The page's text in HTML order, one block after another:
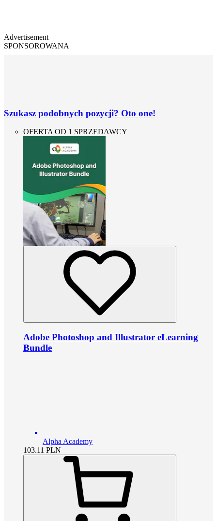
Advertisement
SPONSOROWANA
Szukasz podobnych pozycji? Oto one!
OFERTA OD 1 SPRZEDAWCY
Adobe Photoshop and Illustrator eLearning
Bundle
Alpha Academy
103.11 PLN